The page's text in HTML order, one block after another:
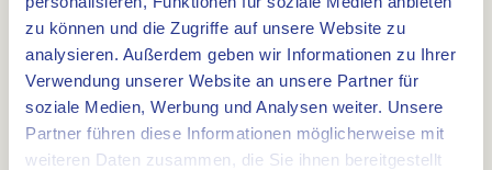
zu können und die Zugriffe auf unsere Website zu
analysieren. Außerdem geben wir Informationen zu Ihrer
Verwendung unserer Website an unsere Partner für
soziale Medien, Werbung und Analysen weiter. Unsere
Partner führen diese Informationen möglicherweise mit
weiteren Daten zusammen, die Sie ihnen bereitgestellt
Platz und eine Limburger Atmosphäre.
Campingplatz de Maashoeve
Dieser gemütliche kleine Campingplatz liegt
mitten im Radwegenetz. In nur wenigen Minuten
können Sie nicht nur in den Niederlanden,